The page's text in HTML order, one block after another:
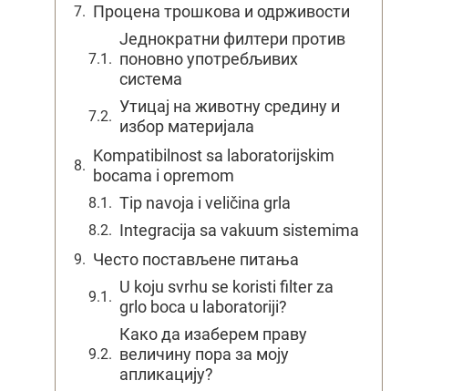
Процена трошкова и одрживости
Једнократни филтери против
поновно употребљивих
система
Утицај на животну средину и
избор материјала
Kompatibilnost sa laboratorijskim
bocama i opremom
Tip navoja i veličina grla
Integracija sa vakuum sistemima
Често постављене питања
U koju svrhu se koristi filter za
grlo boca u laboratoriji?
Како да изаберем праву
величину пора за моју
апликацију?